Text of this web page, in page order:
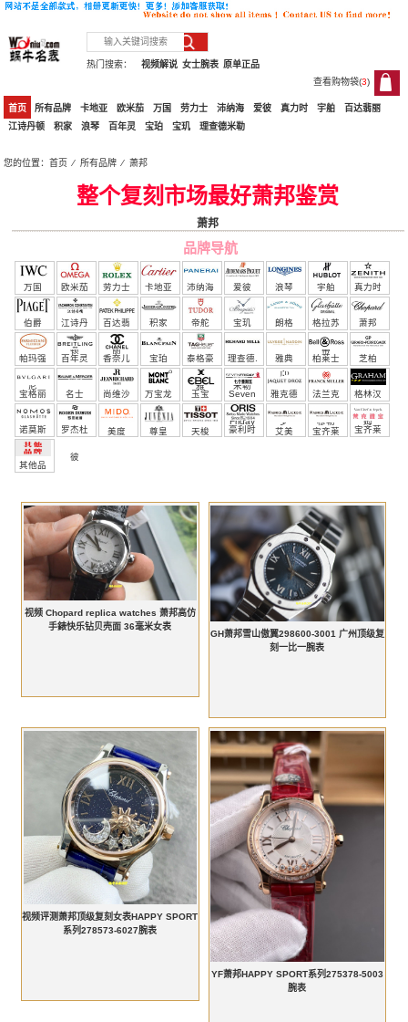
热门搜索： 原单正品
女士腕表
视频解说
查看购物袋(3)
3
首页 所有品牌 卡地亚 欧米茄 万国 劳力士 沛纳海 爱彼 真力时 宇舶
百达翡丽
江诗丹顿
积家 浪琴 百年灵 宝珀 宝玑 理查德米勒
您的位置：首页 ⁄所有品牌 ⁄萧邦
整个复刻市场最好萧邦鉴赏
萧邦
品牌导航
万国 欧米茄 劳力士 卡地亚 沛纳海 爱彼 浪琴 宇舶 真力时
伯爵 江诗丹
顿
百达翡
丽
积家 帝舵 宝玑 朗格 格拉苏
蒂
萧邦
帕玛强
尼
百年灵 香奈儿 宝珀 泰格豪
雅
理查德.
米勒
雅典 柏莱士 芝柏
宝格丽 名士 尚维沙 万宝龙 玉宝 Seven
Friday
雅克德
罗
法兰克
穆勒
格林汉
姆
诺莫斯
罗杰杜
彼
美度 尊皇 天梭 豪利时 艾美 宝齐莱 宝齐莱
其他品
视频 Chopard replica watches 萧邦高仿
手錶快乐钻贝壳面 36毫米女表
GH萧邦雪山傲翼298600-3001 广州顶级复
刻一比一腕表
视频评测萧邦顶级复刻女表HAPPY SPORT
系列278573-6027腕表
YF萧邦HAPPY SPORT系列275378-5003
腕表